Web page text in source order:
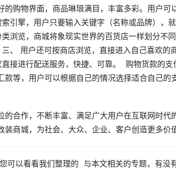
购物界面，商品琳琅满目，丰富多彩。用户可
引擎，用户只要输入关键字（名称或品牌），
浏览，商城将象现实世界的百货店一样划分不
、 用户还可按商店浏览，直接进入自己喜欢的
接进行配送服务，快捷、可靠。  购物货款的支
等，用户可以根据自己的情况选择适合自己的
合作，不断丰富、满足广大用户在互联网时代
商城，为社会、大众、企业、客户创造更多价值